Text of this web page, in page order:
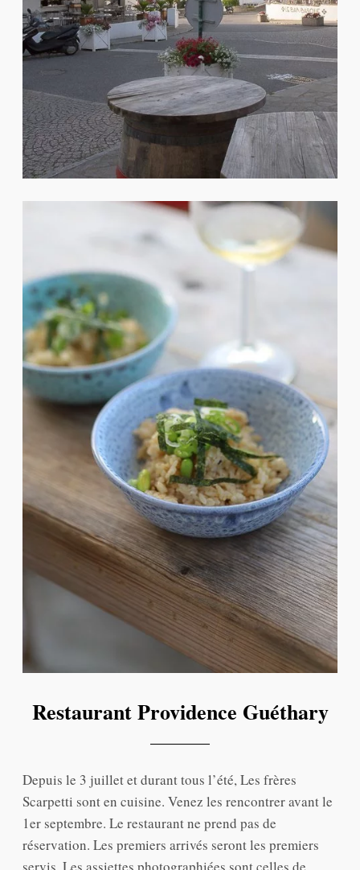
Restaurant Providence Guéthary
Depuis le 3 juillet et durant tous l’été, Les frères
Scarpetti sont en cuisine. Venez les rencontrer avant le
1er septembre. Le restaurant ne prend pas de
réservation. Les premiers arrivés seront les premiers